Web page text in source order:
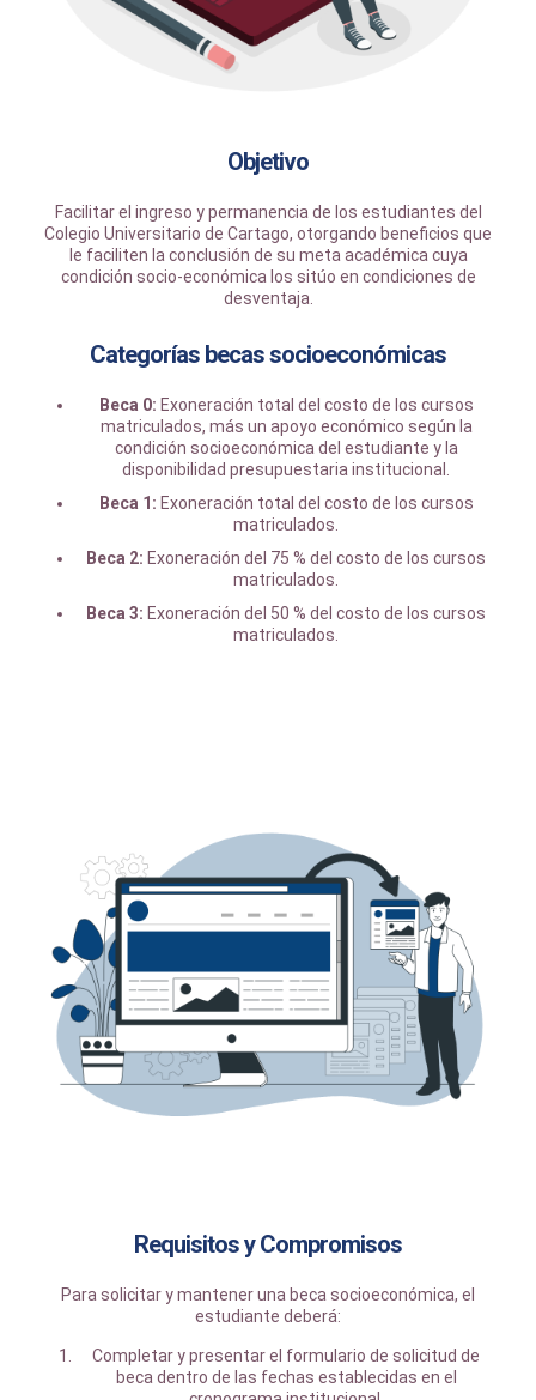
Objetivo
Facilitar el ingreso y permanencia de los estudiantes del
Colegio Universitario de Cartago, otorgando beneficios que
le faciliten la conclusión de su meta académica cuya
condición socio-económica los sitúo en condiciones de
desventaja.
Categorías becas socioeconómicas
Beca 0: Exoneración total del costo de los cursos
matriculados, más un apoyo económico según la
condición socioeconómica del estudiante y la
disponibilidad presupuestaria institucional.
Beca 1: Exoneración total del costo de los cursos
matriculados.
Beca 2: Exoneración del 75 % del costo de los cursos
matriculados.
Beca 3: Exoneración del 50 % del costo de los cursos
matriculados.
Requisitos y Compromisos
Para solicitar y mantener una beca socioeconómica, el
estudiante deberá:
Completar y presentar el formulario de solicitud de
beca dentro de las fechas establecidas en el